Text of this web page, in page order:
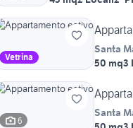
Vetrina
Santa
50 mq3
6
Santa